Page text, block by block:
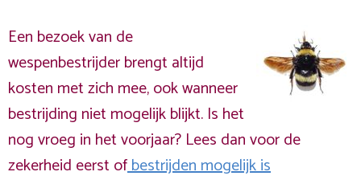
Een bezoek van de
wespenbestrijder brengt altijd
kosten met zich mee, ook wanneer
bestrijding niet mogelijk blijkt. Is het
nog vroeg in het voorjaar? Lees dan voor de
zekerheid eerst ofbestrijden mogelijk is